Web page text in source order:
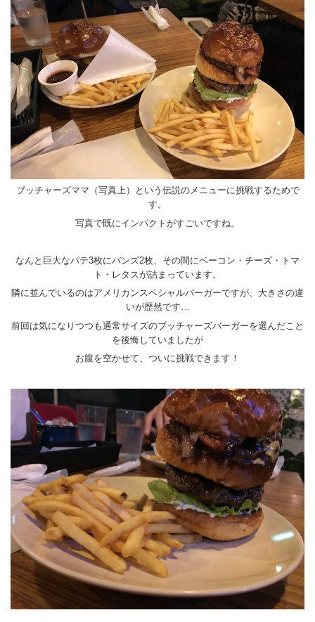
ブッチャーズママ（写真上）という伝説のメニューに挑戦するためで
す。
写真で既にインパクトがすごいですね。
なんと巨大なパテ3枚にバンズ2枚、その間にベーコン・チーズ・トマ
ト・レタスが詰まっています。
隣に並んでいるのはアメリカンスペシャルバーガーですが、大きさの違
いが歴然です…
前回は気になりつつも通常サイズのブッチャーズバーガーを選んだこと
を後悔していましたが
お腹を空かせて、ついに挑戦できます！